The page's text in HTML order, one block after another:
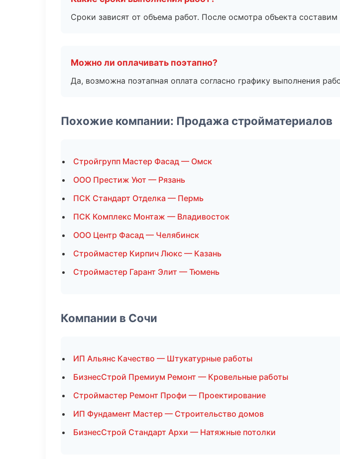
Сроки зависят от объема работ. После осмотра объекта
Можно ли оплачивать поэтапно?
Да, возможна поэтапная оплата согласно графику выполнения
Похожие компании: Продажа стройматериалов
Стройгрупп Мастер Фасад — Омск
ООО Престиж Уют — Рязань
ПСК Стандарт Отделка — Пермь
ПСК Комплекс Монтаж — Владивосток
ООО Центр Фасад — Челябинск
Строймастер Кирпич Люкс — Казань
Строймастер Гарант Элит — Тюмень
Компании в Сочи
ИП Альянс Качество — Штукатурные работы
БизнесСтрой Премиум Ремонт — Кровельные работы
Строймастер Ремонт Профи — Проектирование
ИП Фундамент Мастер — Строительство домов
БизнесСтрой Стандарт Архи — Натяжные потолки